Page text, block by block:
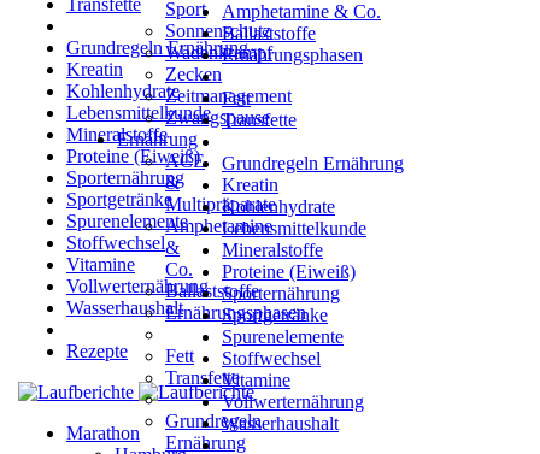
Transfette
Grundregeln Ernährung
Kreatin
Kohlenhydrate
Lebensmittelkunde
Mineralstoffe
Proteine (Eiweiß)
Sporternährung
Sportgetränke
Spurenelemente
Stoffwechsel
Vitamine
Vollwerternährung
Wasserhaushalt
Rezepte
Marathon
Sport
Sonnenschutz
Wadenkrampf
Zecken
Zeitmanagement
Zwangspause
Ernährung
ACE
&
Multipräparate
Amphetamine
&
Co.
Ballaststoffe
Ernährungsphasen
Fett
Transfette
Grundregeln
Ernährung
Amphetamine & Co.
Ballaststoffe
Ernährungsphasen
Fett
Transfette
Grundregeln Ernährung
Kreatin
Kohlenhydrate
Lebensmittelkunde
Mineralstoffe
Proteine (Eiweiß)
Sporternährung
Sportgetränke
Spurenelemente
Stoffwechsel
Vitamine
Vollwerternährung
Wasserhaushalt